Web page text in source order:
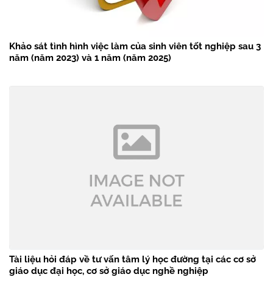
Khảo sát tình hình việc làm của sinh viên tốt nghiệp sau 3
năm (năm 2023) và 1 năm (năm 2025)
Tài liệu hỏi đáp về tư vấn tâm lý học đường tại các cơ sở
giáo dục đại học, cơ sở giáo dục nghề nghiệp